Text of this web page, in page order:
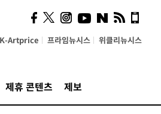
K-Artprice 프라임뉴시스 위클리뉴시스
제휴 콘텐츠 제보
시, 스마트폰 액세서리에
NFC 더했다